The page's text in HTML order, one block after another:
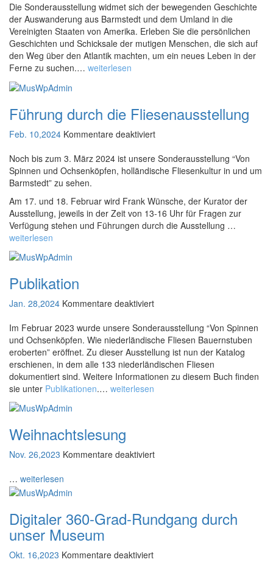
r
a
g
z
u
r
S
n
d
e
a
u
s
s
t
e
l
l
u
n
g:
A
l
e
M
e
n
s
c
e
n
s
n
d
r
g
ü
r
N
e
u
e
S
n
d
e
a
u
s
s
t
e
l
l
u
n
g
a
2
7.
0
4.
Die Sonderausstellung widmet sich der bewegenden Geschichte
der Auswanderung aus Barmstedt und dem Umland in die
Vereinigten Staaten von Amerika. Erleben Sie die persönlichen
Geschichten und Schicksale der mutigen Menschen, die sich auf
den Weg über den Atlantik machten, um ein neues Leben in der
Ferne zu suchen.… weiterlesen
Führung durch die Fliesenausstellung
Feb. 10,2024 Kommentare deaktiviert
ü
r
F
ü
h
r
u
n
g
u
h
d
i
e
F
l
i
e
s
e
n
u
s
t
e
l
l
Noch bis zum 3. März 2024 ist unsere Sonderausstellung “Von
Spinnen und Ochsenköpfen, holländische Fliesenkultur in und um
Barmstedt” zu sehen.
Am 17. und 18. Februar wird Frank Wünsche, der Kurator der
Ausstellung, jeweils in der Zeit von 13-16 Uhr für Fragen zur
Verfügung stehen und Führungen durch die Ausstellung …
weiterlesen
Publikation
Jan. 28,2024 Kommentare deaktiviert
ü
r
P
u
b
l
i
a
i
n
Im Februar 2023 wurde unsere Sonderausstellung “Von Spinnen
und Ochsenköpfen. Wie niederländische Fliesen Bauernstuben
eroberten” eröffnet. Zu dieser Ausstellung ist nun der Katalog
erschienen, in dem alle 133 niederländischen Fliesen
dokumentiert sind. Weitere Informationen zu diesem Buch finden
sie unter Publikationen.… weiterlesen
Weihnachtslesung
Nov. 26,2023 Kommentare deaktiviert
ü
r
e
i
h
n
… weiterlesen
Digitaler 360-Grad-Rundgang durch
unser Museum
Okt. 16,2023 Kommentare deaktiviert